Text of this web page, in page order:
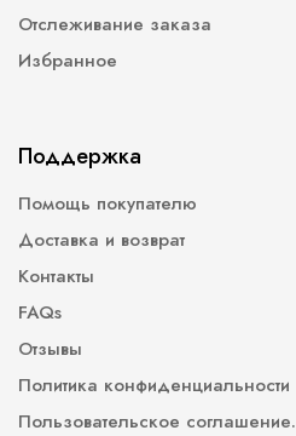
Отслеживание заказа
Избранное
Поддержка
Помощь покупателю
Доставка и возврат
Контакты
FAQs
Отзывы
Политика конфиденциальности
Пользовательское соглашение.